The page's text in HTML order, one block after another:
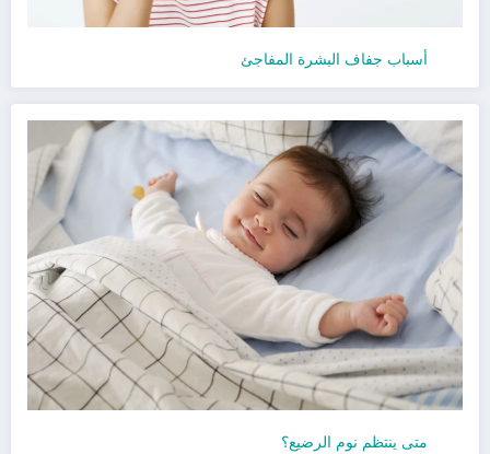
أسباب جفاف البشرة المفاجئ
متى ينتظم نوم الرضيع؟